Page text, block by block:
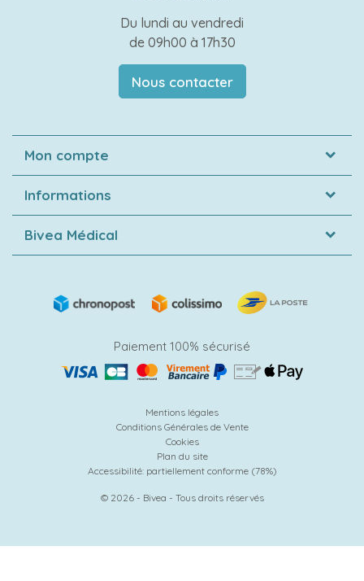
Du lundi au vendredi
de 09h00 à 17h30
Nous contacter
Mon compte
Informations
Bivea Médical
Paiement 100% sécurisé
Mentions légales
Conditions Générales de Vente
Cookies
Plan du site
Accessibilité: partiellement conforme (78%)
© 2026 - Bivea - Tous droits réservés